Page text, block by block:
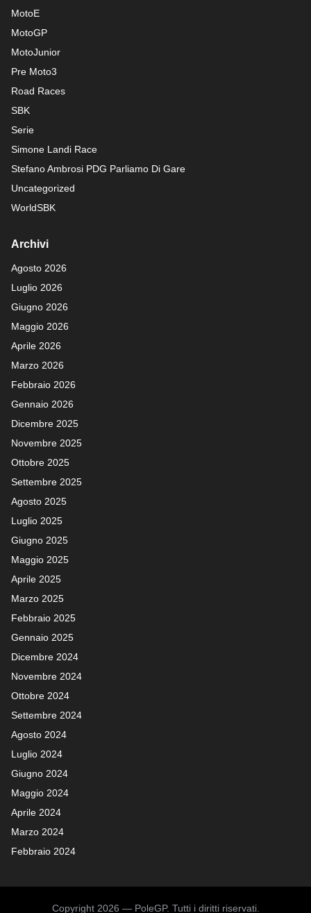
MotoE
MotoGP
MotoJunior
Pre Moto3
Road Races
SBK
Serie
Simone Landi Race
Stefano Ambrosi PDG Parliamo Di Gare
Uncategorized
WorldSBK
Archivi
Agosto 2026
Luglio 2026
Giugno 2026
Maggio 2026
Aprile 2026
Marzo 2026
Febbraio 2026
Gennaio 2026
Dicembre 2025
Novembre 2025
Ottobre 2025
Settembre 2025
Agosto 2025
Luglio 2025
Giugno 2025
Maggio 2025
Aprile 2025
Marzo 2025
Febbraio 2025
Gennaio 2025
Dicembre 2024
Novembre 2024
Ottobre 2024
Settembre 2024
Agosto 2024
Luglio 2024
Giugno 2024
Maggio 2024
Aprile 2024
Marzo 2024
Febbraio 2024
Copyright 2026 — PoleGP. Tutti i diritti riservati.